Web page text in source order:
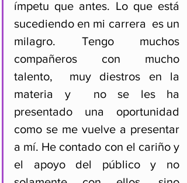
ímpetu que antes. Lo que está
sucediendo en mi carrera  es un
milagro. Tengo muchos
compañeros con mucho
talento,  muy diestros en la
materia y  no se les ha
presentado una oportunidad
como se me vuelve a presentar
a mí. He contado con el cariño y
el apoyo del público y no